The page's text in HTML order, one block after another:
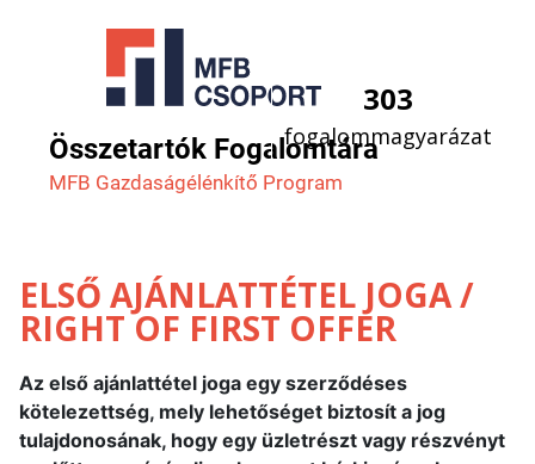
Összetartók Fogalomtára
MFB Gazdaság­élénkítő Program
303
fogalommagyarázat
ELSŐ AJÁNLATTÉTEL JOGA /
RIGHT OF FIRST OFFER
Az első ajánlattétel joga egy szerződéses
kötelezettség, mely lehetőséget biztosít a jog
tulajdonosának, hogy egy üzletrészt vagy részvényt